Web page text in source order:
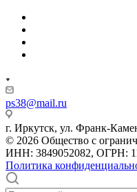
ps38@mail.ru
г. Иркутск, ул. Франк-
© 2026 Общество с
ИНН: 3849052082, ОГРН:
Политика